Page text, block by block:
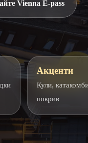
Vienna E-pass
Акценти
Кули,
покрив